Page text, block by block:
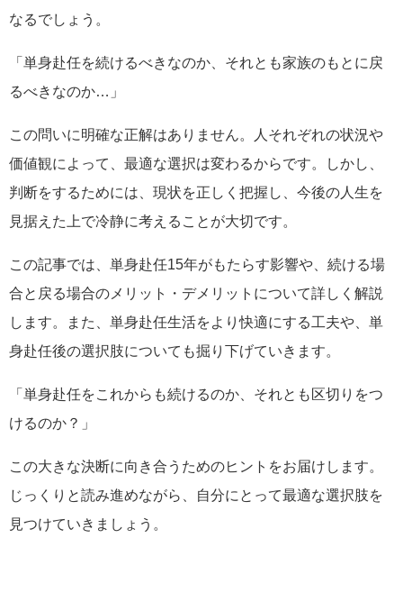
なるでしょう。
「単身赴任を続けるべきなのか、それとも家族のもとに戻
るべきなのか…」
この問いに明確な正解はありません。人それぞれの状況や
価値観によって、最適な選択は変わるからです。しかし、
判断をするためには、現状を正しく把握し、今後の人生を
見据えた上で冷静に考えることが大切です。
この記事では、単身赴任15年がもたらす影響や、続ける場
合と戻る場合のメリット・デメリットについて詳しく解説
します。また、単身赴任生活をより快適にする工夫や、単
身赴任後の選択肢についても掘り下げていきます。
「単身赴任をこれからも続けるのか、それとも区切りをつ
けるのか？」
この大きな決断に向き合うためのヒントをお届けします。
じっくりと読み進めながら、自分にとって最適な選択肢を
見つけていきましょう。